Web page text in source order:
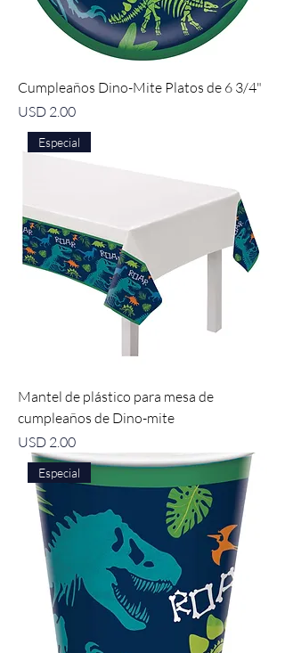
Cumpleaños Dino-Mite Platos de 6 3/4"
Precio
USD 2.00
Especial
Mantel de plástico para mesa de
cumpleaños de Dino-mite
Precio
USD 2.00
Especial